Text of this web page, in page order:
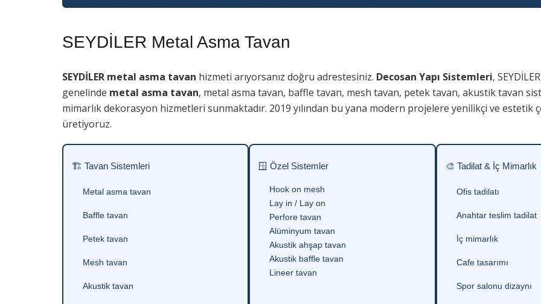
SEYDİLER Metal Asma Tavan
SEYDİLER metal asma tavan hizmeti arıyorsanız doğru adrestesiniz. Decosan Yapı Sistemleri,
genelinde metal asma tavan, metal asma tavan, baffle tavan, mesh tavan, petek tavan, akustik tavan
mimarlık dekorasyon hizmetleri sunmaktadır. 2019 yılından bu yana modern projelere yenilikçi ve estetik
üretiyoruz.
🏗 Tavan Sistemleri
Metal asma tavan
Baffle tavan
Petek tavan
Mesh tavan
Akustik tavan
🪟 Özel Sistemler
Hook on mesh
Lay in / Lay on
Perfore tavan
Alüminyum tavan
Akustik ahşap tavan
Akustik baffle tavan
Lineer tavan
🎨 Tadilat & İç Mimarlık
Ofis tadilatı
Anahtar teslim tadilat
İç mimarlık
Cafe tasarımı
Spor salonu dizaynı